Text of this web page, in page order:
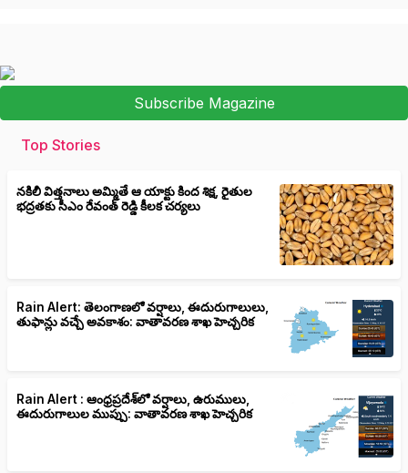
Subscribe Magazine
Top Stories
నకిలీ విత్తనాలు అమ్మితే ఆ యాక్టు కింద శిక్ష, రైతుల
భద్రతకు సీఎం రేవంత్ రెడ్డి కీలక చర్యలు
Rain Alert: తెలంగాణలో వర్షాలు, ఈదురుగాలులు,
తుఫాన్లు వచ్చే అవకాశం: వాతావరణ శాఖ హెచ్చరిక
Rain Alert : ఆంధ్రప్రదేశ్‌లో వర్షాలు, ఉరుములు,
ఈదురుగాలుల ముప్పు: వాతావరణ శాఖ హెచ్చరిక